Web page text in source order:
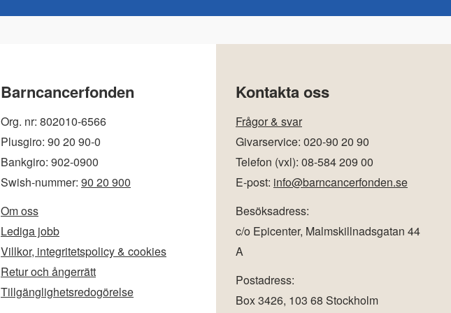
Barncancerfonden
Org. nr: 802010-6566
Plusgiro: 90 20 90-0
Bankgiro: 902-0900
Swish-nummer: 90 20 900
Om oss
Lediga jobb
Villkor, integritetspolicy & cookies
Retur och ångerrätt
Tillgänglighetsredogörelse
Kontakta oss
Frågor & svar
Givarservice: 020-90 20 90
Telefon (vxl): 08-584 209 00
E-post: info@barncancerfonden.se
Besöksadress:
c/o Epicenter, Malmskillnadsgatan 44
A
Postadress:
Box 3426, 103 68 Stockholm